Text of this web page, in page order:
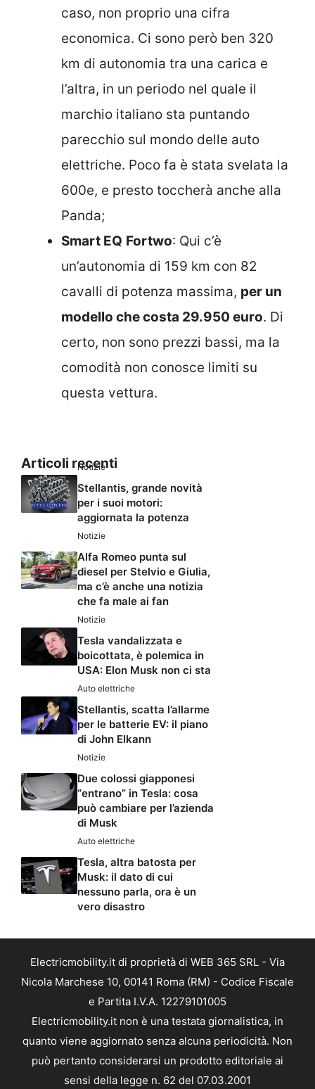
caso, non proprio una cifra
economica. Ci sono però ben 320
km di autonomia tra una carica e
l’altra, in un periodo nel quale il
marchio italiano sta puntando
parecchio sul mondo delle auto
elettriche. Poco fa è stata svelata la
600e, e presto toccherà anche alla
Panda;
Smart EQ Fortwo: Qui c’è
un’autonomia di 159 km con 82
cavalli di potenza massima, per un
modello che costa 29.950 euro. Di
certo, non sono prezzi bassi, ma la
comodità non conosce limiti su
questa vettura.
Articoli recenti
Notizie
Stellantis, grande novità
per i suoi motori:
aggiornata la potenza
Notizie
Alfa Romeo punta sul
diesel per Stelvio e Giulia,
ma c’è anche una notizia
che fa male ai fan
Notizie
Tesla vandalizzata e
boicottata, è polemica in
USA: Elon Musk non ci sta
Auto elettriche
Stellantis, scatta l’allarme
per le batterie EV: il piano
di John Elkann
Notizie
Due colossi giapponesi
“entrano” in Tesla: cosa
può cambiare per l’azienda
di Musk
Auto elettriche
Tesla, altra batosta per
Musk: il dato di cui
nessuno parla, ora è un
vero disastro
Electricmobility.it di proprietà di WEB 365 SRL - Via
Nicola Marchese 10, 00141 Roma (RM) - Codice Fiscale
e Partita I.V.A. 12279101005
Electricmobility.it non è una testata giornalistica, in
quanto viene aggiornato senza alcuna periodicità. Non
può pertanto considerarsi un prodotto editoriale ai
sensi della legge n. 62 del 07.03.2001